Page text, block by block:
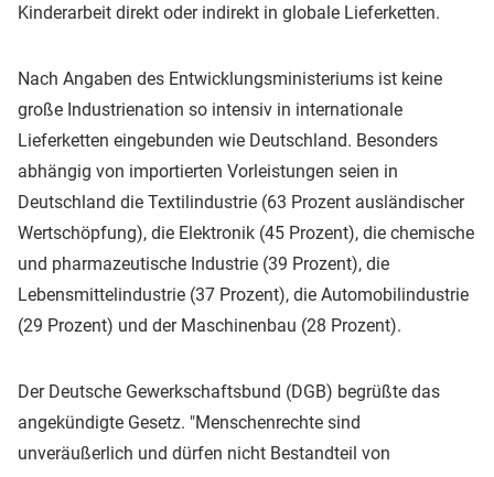
Kinderarbeit direkt oder indirekt in globale Lieferketten.
Nach Angaben des Entwicklungsministeriums ist keine
große Industrienation so intensiv in internationale
Lieferketten eingebunden wie Deutschland. Besonders
abhängig von importierten Vorleistungen seien in
Deutschland die Textilindustrie (63 Prozent ausländischer
Wertschöpfung), die Elektronik (45 Prozent), die chemische
und pharmazeutische Industrie (39 Prozent), die
Lebensmittelindustrie (37 Prozent), die Automobilindustrie
(29 Prozent) und der Maschinenbau (28 Prozent).
Der Deutsche Gewerkschaftsbund (DGB) begrüßte das
angekündigte Gesetz. "Menschenrechte sind
unveräußerlich und dürfen nicht Bestandteil von